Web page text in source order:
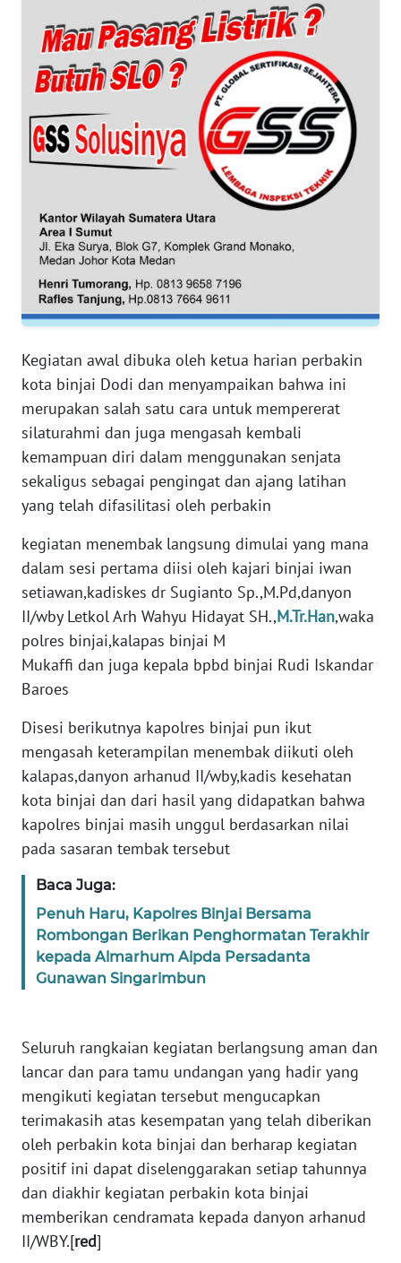
Kegiatan awal dibuka oleh ketua harian perbakin
kota binjai Dodi dan menyampaikan bahwa ini
merupakan salah satu cara untuk mempererat
silaturahmi dan juga mengasah kembali
kemampuan diri dalam menggunakan senjata
sekaligus sebagai pengingat dan ajang latihan
yang telah difasilitasi oleh perbakin
kegiatan menembak langsung dimulai yang mana
dalam sesi pertama diisi oleh kajari binjai iwan
setiawan,kadiskes dr Sugianto Sp.,M.Pd,danyon
II/wby Letkol Arh Wahyu Hidayat SH.,M.Tr.Han,waka
polres binjai,kalapas binjai M
Mukaffi dan juga kepala bpbd binjai Rudi Iskandar
Baroes
Disesi berikutnya kapolres binjai pun ikut
mengasah keterampilan menembak diikuti oleh
kalapas,danyon arhanud II/wby,kadis kesehatan
kota binjai dan dari hasil yang didapatkan bahwa
kapolres binjai masih unggul berdasarkan nilai
pada sasaran tembak tersebut
Baca Juga:
Penuh Haru, Kapolres Binjai Bersama
Rombongan Berikan Penghormatan Terakhir
kepada Almarhum Aipda Persadanta
Gunawan Singarimbun
Seluruh rangkaian kegiatan berlangsung aman dan
lancar dan para tamu undangan yang hadir yang
mengikuti kegiatan tersebut mengucapkan
terimakasih atas kesempatan yang telah diberikan
oleh perbakin kota binjai dan berharap kegiatan
positif ini dapat diselenggarakan setiap tahunnya
dan diakhir kegiatan perbakin kota binjai
memberikan cendramata kepada danyon arhanud
II/WBY.[red]
WN
SERAMBI
WN
WN
WN
NTB
WN
SULTENG
WN
SULBAR
WN
BABEL
WN
SUMBAR
WN
SUMSEL
WN
BENGKULU
WN
WN
JATENG
NUSANTARA
WN
WN
JATIM
WN
KALBAR
WN
KALTENG
WN
KALTARA